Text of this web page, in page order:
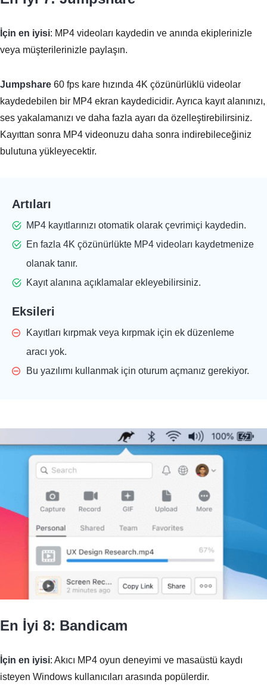
İçin en iyisi: MP4 videoları kaydedin ve anında ekiplerinizle
veya müşterilerinizle paylaşın.
Jumpshare 60 fps kare hızında 4K çözünürlüklü videolar
kaydedebilen bir MP4 ekran kaydedicidir. Ayrıca kayıt alanınızı,
ses yakalamanızı ve daha fazla ayarı da özelleştirebilirsiniz.
Kayıttan sonra MP4 videonuzu daha sonra indirebileceğiniz
bulutuna yükleyecektir.
Artıları
MP4 kayıtlarınızı otomatik olarak çevrimiçi kaydedin.
En fazla 4K çözünürlükte MP4 videoları kaydetmenize
olanak tanır.
Kayıt alanına açıklamalar ekleyebilirsiniz.
Eksileri
Kayıtları kırpmak veya kırpmak için ek düzenleme
aracı yok.
Bu yazılımı kullanmak için oturum açmanız gerekiyor.
En İyi 8: Bandicam
İçin en iyisi: Akıcı MP4 oyun deneyimi ve masaüstü kaydı
isteyen Windows kullanıcıları arasında popülerdir.